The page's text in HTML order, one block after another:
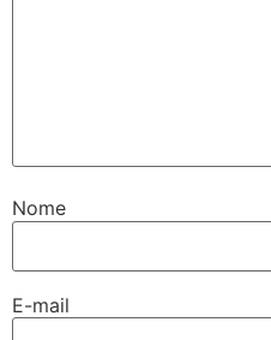
Nome
E-mail